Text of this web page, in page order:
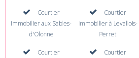
Courtier
immobilier aux Sables-
d'Olonne
Courtier
immobilier à Levallois-
Perret
Courtier
Courtier